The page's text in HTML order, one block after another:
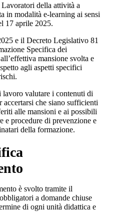
Lavoratori della attività a
in modalità e-learning ai sensi
17 aprile 2025.
e il Decreto Legislativo 81
Specifica dei
mansione svolta e
agli aspetti specifici
valutare i contenuti di
accertarsi che siano sufficienti
alle mansioni e ai possibili
e procedure di prevenzione e
della formazione.
è svolto tramite il
a domande chiuse
di ogni unità didattica e